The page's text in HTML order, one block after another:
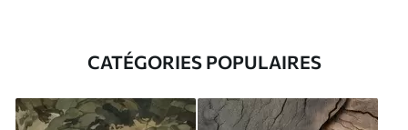
CATÉGORIES POPULAIRES